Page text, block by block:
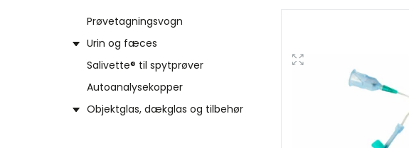
Prøvetagningsvogn
Urin og fæces
Salivette® til spytprøver
Autoanalysekopper
Objektglas, dækglas og tilbehør